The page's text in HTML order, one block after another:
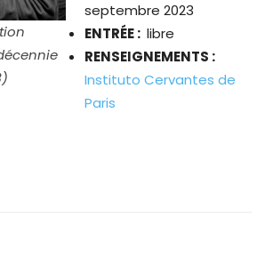
septembre 2023
ENTRÉE : libre
RENSEIGNEMENTS :
Instituto Cervantes de
Paris